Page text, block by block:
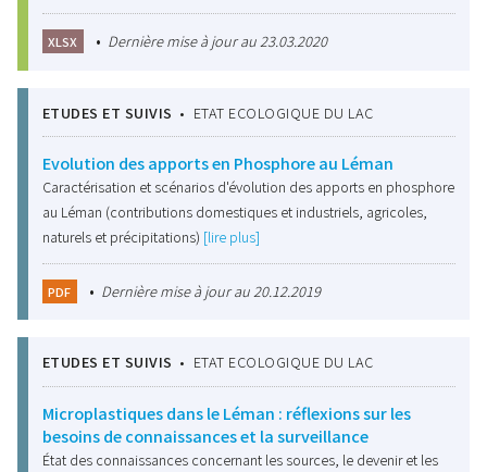
XLSX • Dernière mise à jour au 23.03.2020
ETUDES ET SUIVIS • ETAT ECOLOGIQUE DU LAC
Evolution des apports en Phosphore au Léman
Caractérisation et scénarios d'évolution des apports en phosphore
au Léman (contributions domestiques et industriels, agricoles,
naturels et précipitations) [lire plus]
PDF • Dernière mise à jour au 20.12.2019
ETUDES ET SUIVIS • ETAT ECOLOGIQUE DU LAC
Microplastiques dans le Léman : réflexions sur les
besoins de connaissances et la surveillance
État des connaissances concernant les sources, le devenir et les